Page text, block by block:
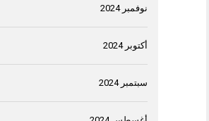
نوفمبر 2024
أكتوبر 2024
سبتمبر 2024